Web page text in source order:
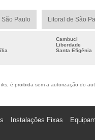
São Paulo Litoral de São
Cambuci
Liberdade
Santa Efigênia
é proibida sem a autorização do
Instalações Fixas